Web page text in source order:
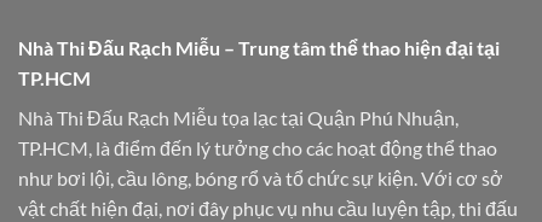
Nhà Thi Đấu Rạch Miễu – Trung tâm thể thao hiện đại tại
TP.HCM
Nhà Thi Đấu Rạch Miễu tọa lạc tại Quận Phú Nhuận,
TP.HCM, là điểm đến lý tưởng cho các hoạt động thể thao
như bơi lội, cầu lông, bóng rổ và tổ chức sự kiện. Với cơ sở
vật chất hiện đại, nơi đây phục vụ nhu cầu luyện tập, thi đấu